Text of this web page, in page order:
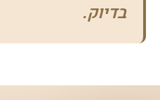
בדיוק.